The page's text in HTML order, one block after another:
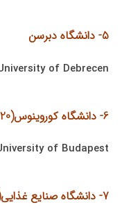
5- دانشگاه دبرسن
of Debrecen
6- دانشگاه كوروینوس(1920)
of Budapest
7- دانشگاه صنایع غذایی(1787)